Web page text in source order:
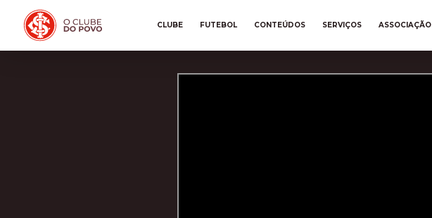
CLUBE FUTEBOL CONTEÚDOS SERVIÇOS ASSOCIAÇÃO